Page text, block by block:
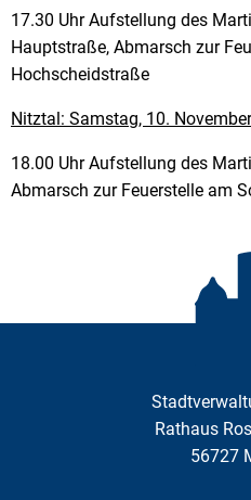
17.30 Uhr Aufstellung des
Hauptstraße, Abmarsch zur
Hochscheidstraße
Nitztal: Samstag, 10. November
18.00 Uhr Aufstellung des
Abmarsch zur Feuerstelle am
Rathaus
56727